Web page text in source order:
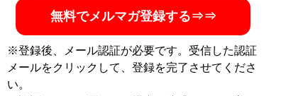
域を広め「脂で痩せる」という独自メソッドのブラッシ
ュアップに余念がない 。著書は『なぜヒトは脂質で痩せ
るのか』（扶桑社新書）、『運動ゼロ空腹ゼロでもみる
みる痩せる ガチ速”脂”ダイエット』、『ガチ速“脂”ダ
イエット 極上レシピ大全
』『120歳まで元気に生きる
最強のサプリ＆健康長寿術
無料でメルマガ登録する⇒⇒
※登録後、メール認証が必要です。受信した認証
メールをクリックして、登録を完了させてくださ
い。